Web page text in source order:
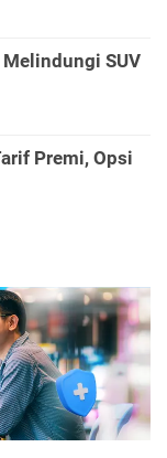
SUV
Premi, Opsi